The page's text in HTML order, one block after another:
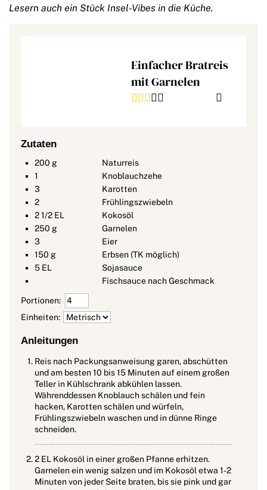
Lesern auch ein Stück Insel-Vibes in die Küche.
Einfacher Bratreis
mit Garnelen
Zutaten
200 g
Naturreis
1
Knoblauchzehe
3
Karotten
2
Frühlingszwiebeln
2 1/2 EL
Kokosöl
250 g
Garnelen
3
Eier
150 g
Erbsen (TK möglich)
5 EL
Sojasauce
Fischsauce nach Geschmack
Portionen:
Einheiten:
Anleitungen
Reis nach Packungsanweisung garen, abschütten
und am besten 10 bis 15 Minuten auf einem großen
Teller in Kühlschrank abkühlen lassen.
Währenddessen Knoblauch schälen und fein
hacken, Karotten schälen und würfeln,
Frühlingszwiebeln waschen und in dünne Ringe
schneiden.
2 EL Kokosöl in einer großen Pfanne erhitzen.
Garnelen ein wenig salzen und im Kokosöl etwa 1-2
Minuten von jeder Seite braten, bis sie pink und gar